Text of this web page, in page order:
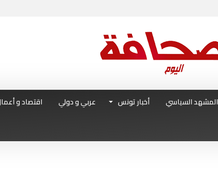
المشهد السياسي أخبار تونس عربي و دولي اقتصاد و